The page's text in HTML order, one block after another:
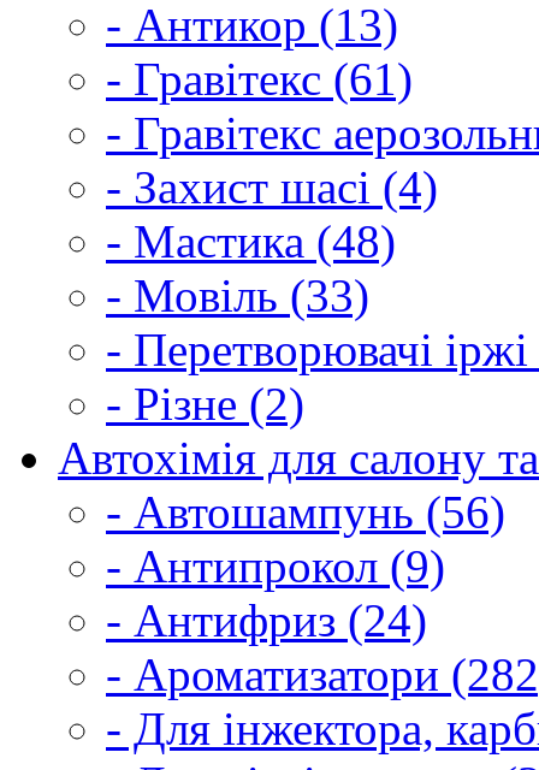
- Антикор (13)
- Гравітекс (61)
- Гравітекс
- Захист шасі (4)
- Мастика (48)
- Мовіль (33)
- Перетворювачі
- Різне (2)
Автохімія для салону
- Автошампунь (56)
- Антипрокол (9)
- Антифриз (24)
- Ароматизатори
- Для інжектора,